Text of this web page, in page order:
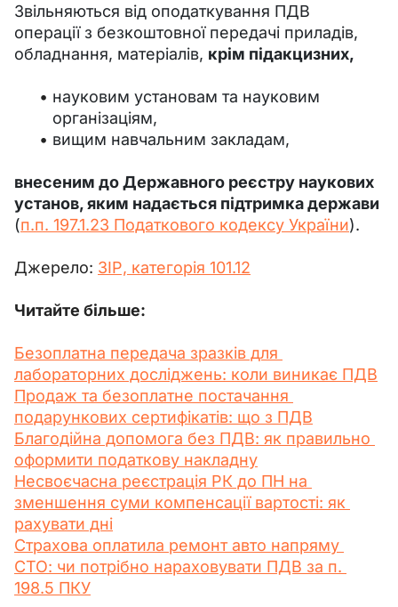
Звільняються від оподаткування ПДВ
операції з безкоштовної передачі приладів,
обладнання, матеріалів, крім підакцизних,
науковим установам та науковим
організаціям,
вищим навчальним закладам,
внесеним до Державного реєстру наукових
установ, яким надається підтримка держави
(п.п. 197.1.23 Податкового кодексу України).
Джерело: ЗІР, категорія 101.12
Читайте більше:
Безоплатна передача зразків для
лабораторних досліджень: коли виникає ПДВ
Продаж та безоплатне постачання
подарункових сертифікатів: що з ПДВ
Благодійна допомога без ПДВ: як правильно
оформити податкову накладну
Несвоєчасна реєстрація РК до ПН на
зменшення суми компенсації вартості: як
рахувати дні
Страхова оплатила ремонт авто напряму
СТО: чи потрібно нараховувати ПДВ за п.
198.5 ПКУ